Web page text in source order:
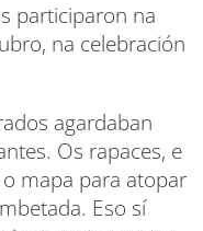
participaron na
na celebración
agardaban
Os rapaces, e
mapa para atopar
Eso sí